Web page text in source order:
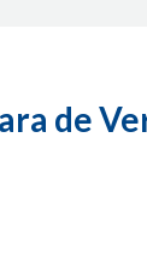
de